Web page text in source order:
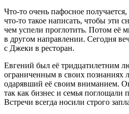
Что-то очень пафосное
что-то такое написать, чтобы эти
чем успели проглотить. Потом её
в другом направлении. Сегодня
с Джеки в ресторан.
Евгений был её тридцатилетним
ограниченным в своих познаниях
одарявший её своим вниманием.
так как бизнес и семья поглощали
Встречи всегда носили строго